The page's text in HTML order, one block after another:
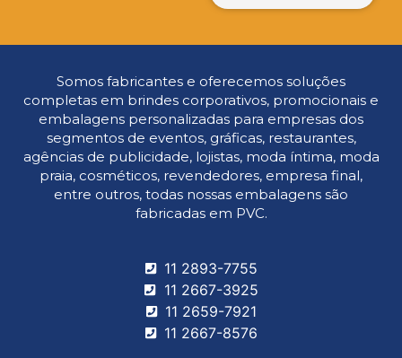
11 2893-7755
11 2667-3925
11 2659-7921
11 2667-8576
Somos fabricantes e oferecemos soluções
completas em brindes corporativos, promocionais e
embalagens personalizadas para empresas dos
segmentos de eventos, gráficas, restaurantes,
agências de publicidade, lojistas, moda íntima, moda
praia, cosméticos, revendedores, empresa final,
entre outros, todas nossas embalagens são
fabricadas em PVC.